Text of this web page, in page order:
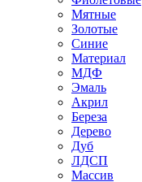
Мятные
Золотые
Синие
Материал
МДФ
Эмаль
Акрил
Береза
Дерево
Дуб
ЛДСП
Массив